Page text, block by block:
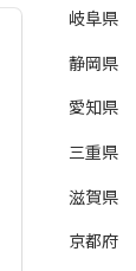
岐阜県
静岡県
愛知県
三重県
滋賀県
京都府